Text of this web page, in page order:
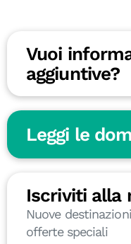
Vuoi
aggiuntive?
Leggi le
Iscriviti alla
Nuove
offerte speciali